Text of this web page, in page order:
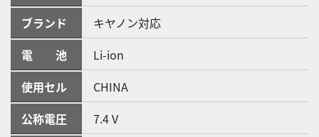
ブランド
キヤノン対応
電 池
Li-ion
使用セル
CHINA
公称電圧
7.4 V